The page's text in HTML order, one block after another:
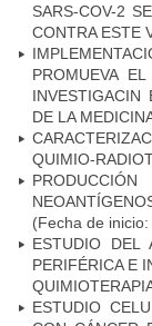
SARS-COV-2
CONTRA ESTE
PROMUEVA
INVESTIGACIN
DE LA
QUIMIO-
(Fecha de
ESTUDIO DEL
PERIFÉRICA E
ESTUDIO